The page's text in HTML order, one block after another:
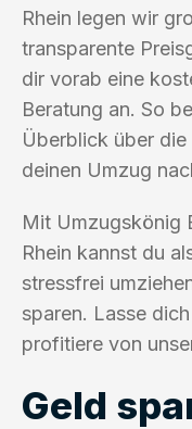
Rhein legen wir
transparente
dir vorab eine
Beratung an. So
Überblick über
deinen Umzug
Mit Umzugskönig
Rhein kannst du
stressfrei
sparen. Lasse
profitiere von
Geld